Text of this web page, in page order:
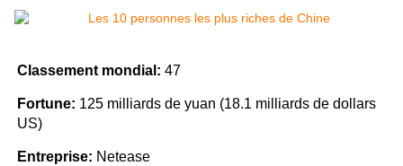
Classement mondial: 47
Fortune: 125 milliards de yuan (18.1 milliards de dollars
US)
Entreprise: Netease